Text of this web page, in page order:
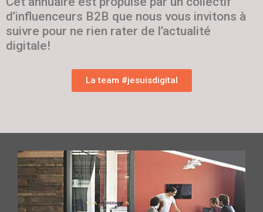
d’influenceurs B2B que nous vous invitons à
suivre pour ne rien rater de l’actualité
digitale!
La team #jesuisdigital